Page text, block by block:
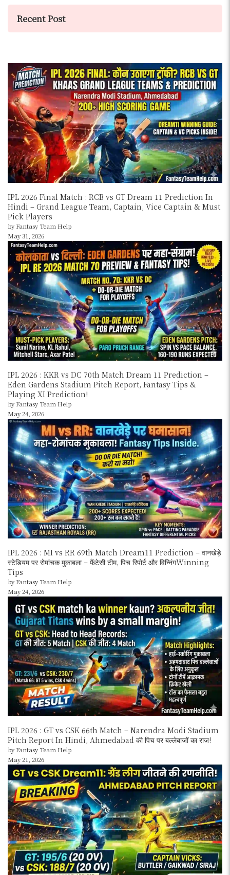
Recent Post
IPL 2026 Final Match : RCB vs GT Dream 11 Prediction In
Hindi – Grand League Team, Captain, Vice Captain & Must
Pick Players
by Fantasy Team Help
May 31, 2026
IPL 2026 : KKR vs DC 70th Match Dream 11 Prediction –
Eden Gardens Stadium Pitch Report, Fantasy Tips &
Playing XI Prediction!
by Fantasy Team Help
May 24, 2026
IPL 2026 : MI vs RR 69th Match Dream11 Prediction – वानखेड़े
स्टेडियम पर रोमांचक मुकाबला – फैंटेसी टीम, पिच रिपोर्ट और विन्निंगWinning
Tips
by Fantasy Team Help
May 24, 2026
IPL 2026 : GT vs CSK 66th Match – Narendra Modi Stadium
Pitch Report In Hindi, Ahmedabad की पिच पर बल्लेबाजों का राज!
by Fantasy Team Help
May 21, 2026